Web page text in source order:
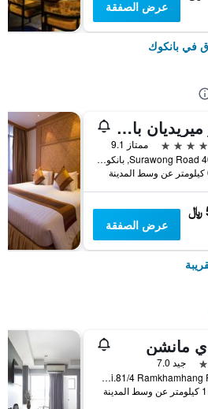
عرض الصفقة
في بانكوك
لو ميريديان بانكوك
ممتاز 9.1
40/5 Surawong Road, بانكوك, تايلاند
عرض الصفقة
مانشن
جيد 7.0
5 Soi.81/4 Ramkhamhang R., بانكوك, تايلاند